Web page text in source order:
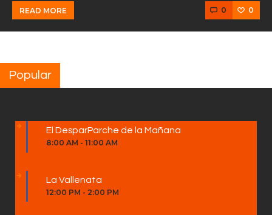
Equipo
Sobre Nosotros
READ MORE 0 0
Popular
El DesparParche de la Mañana
8:00 AM - 11:00 AM
La Vallenata
12:00 PM - 2:00 PM